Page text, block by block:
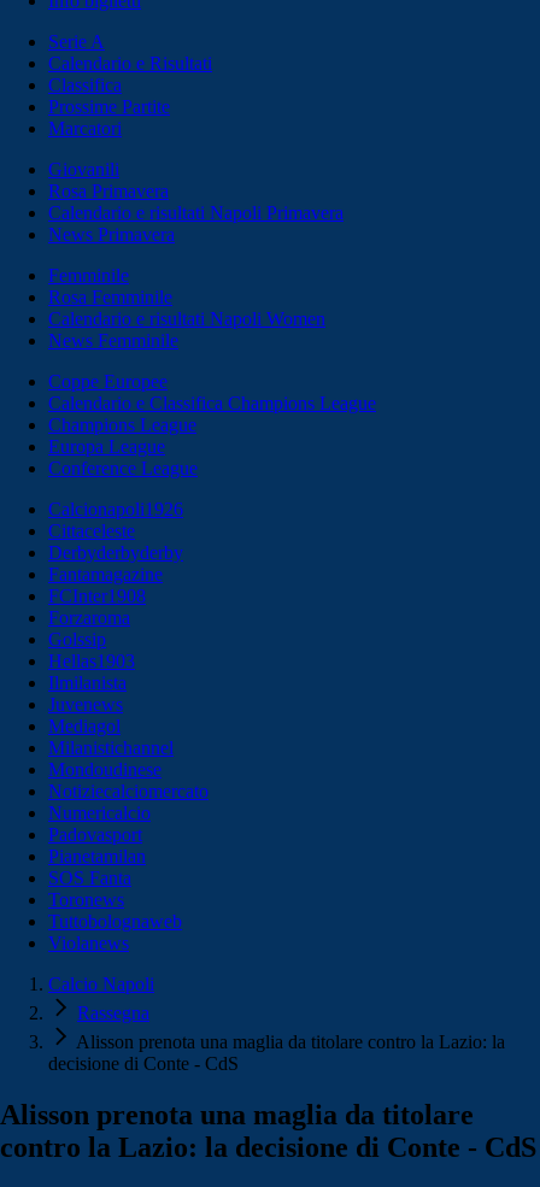
Serie A
Calendario e Risultati
Classifica
Prossime Partite
Marcatori
Giovanili
Rosa Primavera
Calendario e risultati Napoli Primavera
News Primavera
Femminile
Rosa Femminile
Calendario e risultati Napoli Women
News Femminile
Coppe Europee
Calendario e Classifica Champions League
Champions League
Europa League
Conference League
Calcionapoli1926
Cittaceleste
Derbyderbyderby
Fantamagazine
FCInter1908
Forzaroma
Golssip
Hellas1903
Ilmilanista
Juvenews
Mediagol
Milanistichannel
Mondoudinese
Notiziecalciomercato
Numericalcio
Padovasport
Pianetamilan
SOS Fanta
Toronews
Tuttobolognaweb
Violanews
Calcio Napoli
Rassegna
Alisson prenota una maglia da titolare contro la Lazio: la
decisione di Conte - CdS
Alisson prenota una maglia da titolare
contro la Lazio: la decisione di Conte - CdS